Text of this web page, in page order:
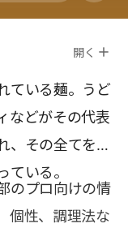
開く
ている麺。うど
などがその代表
、その全てを把
いる。
のプロ向けの情
個性、調理法な